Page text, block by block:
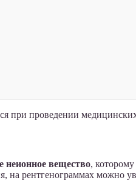
при проведении
неионное вещество,
на рентгенограммах можно